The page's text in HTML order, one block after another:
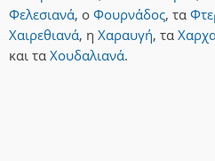
Φελεσιανά, ο Φουρνάδος, τα
Χαιρεθιανά, η Χαραυγή, τα
και τα Χουδαλιανά.